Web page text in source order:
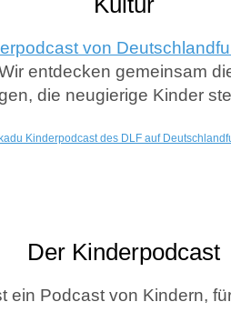
von
entdecken gemeinsam
die neugierige Kinder
Der Kinderpodcast
ein Podcast von Kindern,